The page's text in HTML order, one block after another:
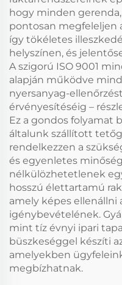
hogy minden
pontosan megfeleljen
így tökéletes
helyszínen, és
A szigorú ISO 9001
alapján működve
nyersanyag-
érvényesítéséig –
Ez a gondos folyamat
általunk szállított
rendelkezzen a
és egyenletes
nélkülözhetetlenek
hosszú élettartamú
amely képes
igénybevételének.
mint tíz évnyi ipari
büszkeséggel készíti
amelyekben
megbízhatnak.